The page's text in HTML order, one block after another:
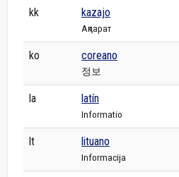
kk kazajo
Ақпарат
ko coreano
정보
la latín
Informatio
lt lituano
Informacija